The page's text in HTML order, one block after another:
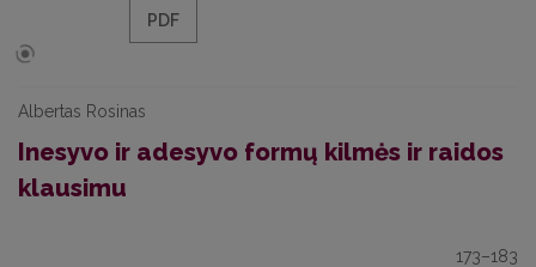
PDF
Albertas Rosinas
Inesyvo ir adesyvo formų kilmės ir raidos
klausimu
173–183